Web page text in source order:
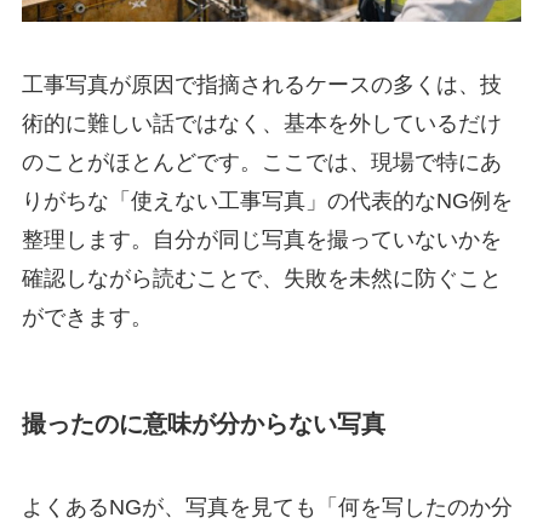
工事写真が原因で指摘されるケースの多くは、技
術的に難しい話ではなく、基本を外しているだけ
のことがほとんどです。ここでは、現場で特にあ
りがちな「使えない工事写真」の代表的なNG例を
整理します。自分が同じ写真を撮っていないかを
確認しながら読むことで、失敗を未然に防ぐこと
ができます。
撮ったのに意味が分からない写真
よくあるNGが、写真を見ても「何を写したのか分